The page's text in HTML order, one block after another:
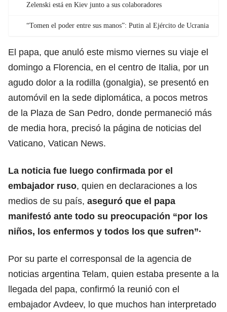
Zelenski está en Kiev junto a sus colaboradores
“Tomen el poder entre sus manos”: Putin al Ejército de Ucrania
El papa, que anuló este mismo viernes su viaje el
domingo a Florencia, en el centro de Italia, por un
agudo dolor a la rodilla (gonalgia), se presentó en
automóvil en la sede diplomática, a pocos metros
de la Plaza de San Pedro, donde permaneció más
de media hora, precisó la página de noticias del
Vaticano, Vatican News.
La noticia fue luego confirmada por el
embajador ruso, quien en declaraciones a los
medios de su país, aseguró que el papa
manifestó ante todo su preocupación “por los
niños, los enfermos y todos los que sufren”·
Por su parte el corresponsal de la agencia de
noticias argentina Telam, quien estaba presente a la
llegada del papa, confirmó la reunió con el
embajador Avdeev, lo que muchos han interpretado